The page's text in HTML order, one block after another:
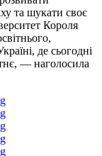
та шукати своє
Короля
де сьогодні
— наголосила